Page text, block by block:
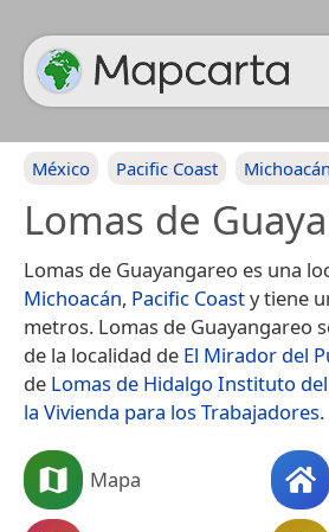
México Pacific Coast Michoacán
Lomas de
Lomas de Guayangareo es una
Michoacán, Pacific Coasty tiene
metros. Lomas de Guayangareo
de la localidad de El Mirador del
de Lomas de Hidalgo Instituto
la Vivienda para los Trabajadores.
Mapa